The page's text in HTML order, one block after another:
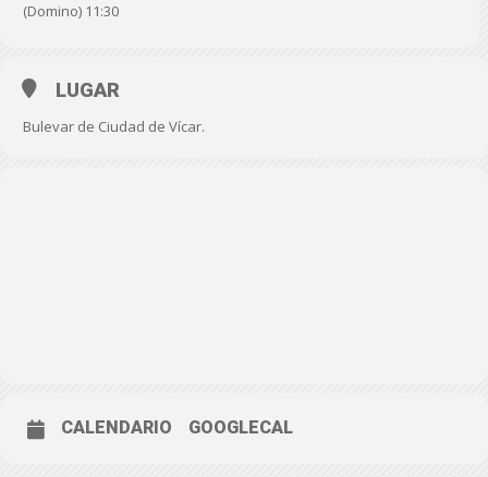
(Domino) 11:30
LUGAR
Bulevar de Ciudad de Vícar.
CALENDARIO GOOGLECAL